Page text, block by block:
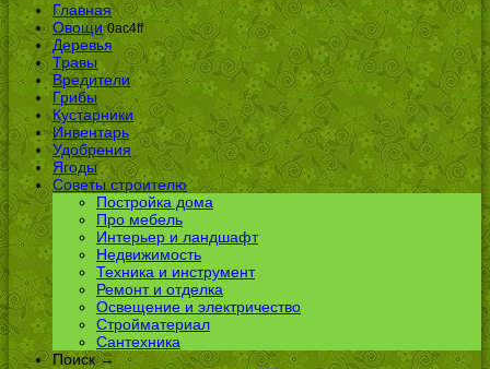
Главная
Овощи 0ac4ff
Деревья
Травы
Вредители
Грибы
Кустарники
Инвентарь
Удобрения
Ягоды
Советы строителю
Постройка дома
Про мебель
Интерьер и ландшафт
Недвижимость
Техника и инструмент
Ремонт и отделка
Освещение и электричество
Стройматериал
Сантехника
Поиск →